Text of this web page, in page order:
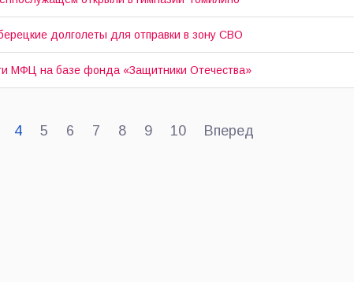
операции
«Десант
долголеты для отправки в зону СВО
МФЦ на базе фонда «Защитники Отечества»
4 5 6 7 8 9 10 Вперед